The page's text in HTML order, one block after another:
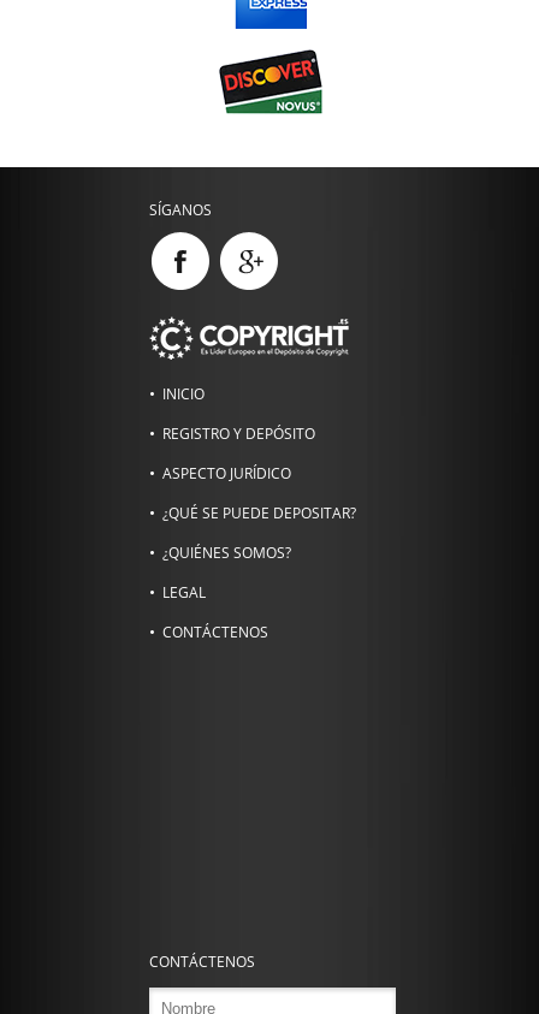
SÍGANOS
INICIO
REGISTRO Y DEPÓSITO
ASPECTO JURÍDICO
¿QUÉ SE PUEDE DEPOSITAR?
¿QUIÉNES SOMOS?
LEGAL
CONTÁCTENOS
CONTÁCTENOS